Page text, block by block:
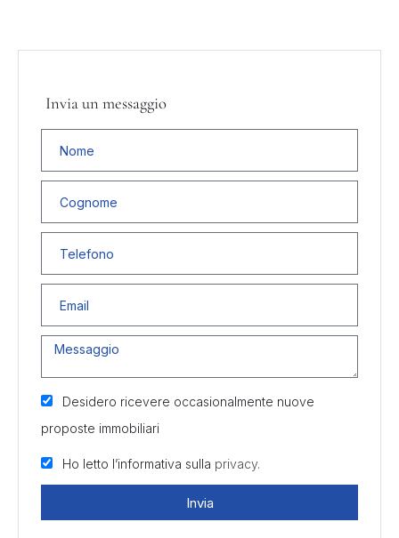
Invia un messaggio
Desidero ricevere occasionalmente nuove
proposte immobiliari
Ho letto l’informativa sulla privacy.
Invia